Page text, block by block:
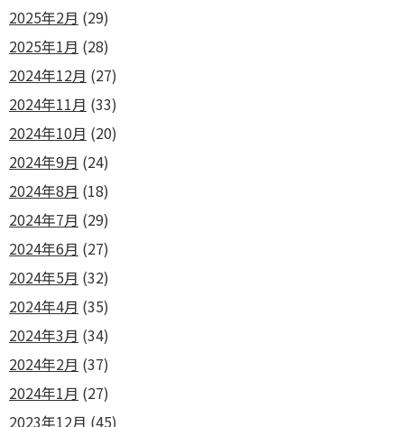
2025年2月 (29)
2025年1月 (28)
2024年12月 (27)
2024年11月 (33)
2024年10月 (20)
2024年9月 (24)
2024年8月 (18)
2024年7月 (29)
2024年6月 (27)
2024年5月 (32)
2024年4月 (35)
2024年3月 (34)
2024年2月 (37)
2024年1月 (27)
2023年12月 (45)